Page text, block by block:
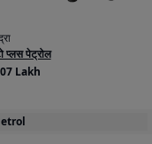
प्लस पेट्रोल
Lakh